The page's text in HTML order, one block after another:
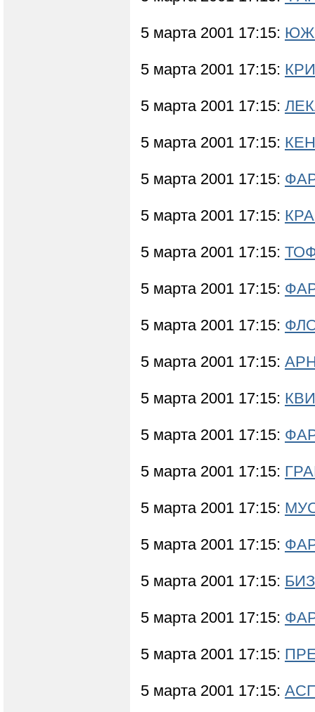
5 марта 2001 17:15:
5 марта 2001 17:15:
5 марта 2001 17:15:
5 марта 2001 17:15:
5 марта 2001 17:15:
5 марта 2001 17:15:
5 марта 2001 17:15:
5 марта 2001 17:15:
5 марта 2001 17:15:
5 марта 2001 17:15:
5 марта 2001 17:15:
5 марта 2001 17:15:
5 марта 2001 17:15:
5 марта 2001 17:15:
5 марта 2001 17:15:
5 марта 2001 17:15:
5 марта 2001 17:15:
5 марта 2001 17:15:
5 марта 2001 17:15: